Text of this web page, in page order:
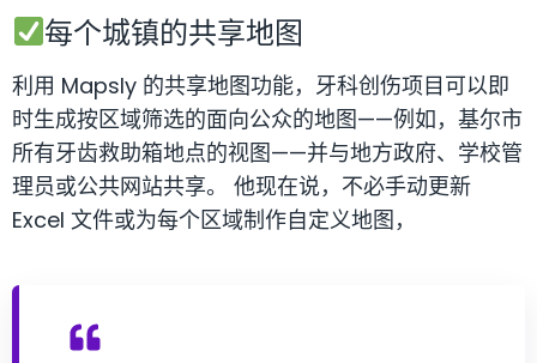
每个城镇的共享地图
利用 Mapsly 的共享地图功能，牙科创伤项目可以即
时生成按区域筛选的面向公众的地图——例如，基尔市
所有牙齿救助箱地点的视图——并与地方政府、学校管
理员或公共网站共享。 他现在说，不必手动更新
Excel 文件或为每个区域制作自定义地图，